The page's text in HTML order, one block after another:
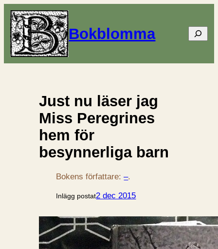
Bokblomma Sök
Just nu läser jag
Miss Peregrines
hem för
besynnerliga barn
Bokens författare:–.
Inlägg postat2 dec 2015